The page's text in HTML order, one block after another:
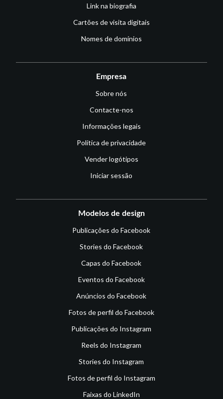
Link na biografia
Cartões de visita digitais
Nomes de domínios
Empresa
Sobre nós
Contacte-nos
Informações legais
Política de privacidade
Vender logótipos
Iniciar sessão
Modelos de design
Publicações do Facebook
Stories do Facebook
Capas do Facebook
Eventos do Facebook
Anúncios do Facebook
Fotos de perfil do Facebook
Publicações do Instagram
Reels do Instagram
Stories do Instagram
Fotos de perfil do Instagram
Faixas do LinkedIn